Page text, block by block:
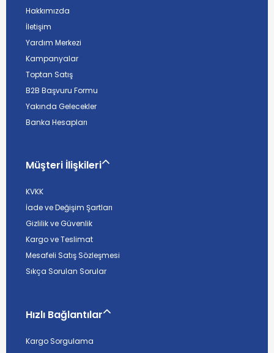
Hakkımızda
İletişim
Yardım Merkezi
Kampanyalar
Toptan Satış
B2B Başvuru Formu
Yakında Gelecekler
Banka Hesapları
Müşteri İlişkileri
KVKK
İade ve Değişim Şartları
Gizlilik ve Güvenlik
Kargo ve Teslimat
Mesafeli Satış Sözleşmesi
Sıkça Sorulan Sorular
Hızlı Bağlantılar
Kargo Sorgulama